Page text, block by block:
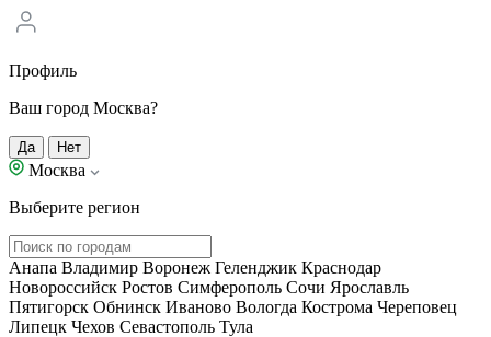
Профиль
Ваш город Москва?
Да Нет
Москва
Выберите регион
Анапа Владимир Воронеж Геленджик Краснодар
Новороссийск Ростов Симферополь Сочи Ярославль
Пятигорск Обнинск Иваново Вологда Кострома Череповец
Липецк Чехов Севастополь Тула